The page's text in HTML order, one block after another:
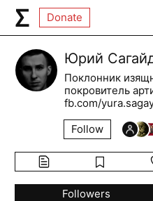
Donate
Юрий
Поклонник
покровитель
fb.com/
Follow
Followers